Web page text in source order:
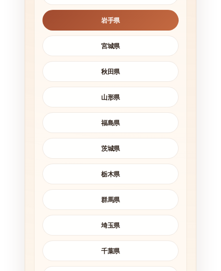
岩手県
宮城県
秋田県
山形県
福島県
茨城県
栃木県
群馬県
埼玉県
千葉県